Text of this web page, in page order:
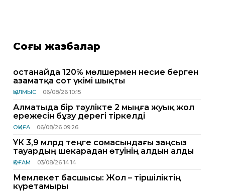
Соңғы жазбалар
Қостанайда 120% мөлшермен несие берген
азаматқа сот үкімі шықты
ҚЫЛМЫС 06/08/26 10:15
Алматыда бір тәулікте 2 мыңға жуық жол
ережесін бұзу дерегі тіркелді
ОҚИҒА 06/08/26 09:26
ҰҚК 3,9 млрд теңге сомасындағы заңсыз
тауардың шекарадан өтуінің алдын алды
ҚОҒАМ 03/08/26 14:14
Мемлекет басшысы: Жол – тіршіліктің
күретамыры